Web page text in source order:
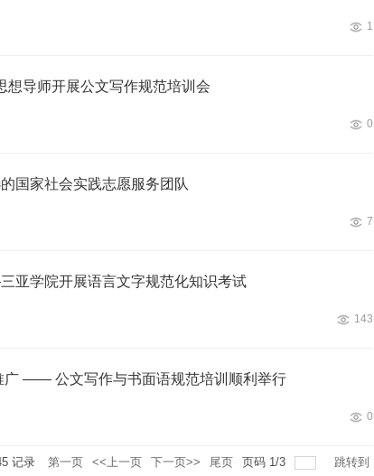
1
导师开展公文写作规范培训会
0
国家社会实践志愿服务团队
7
亚学院开展语言文字规范化知识考试
143
广 —— 公文写作与书面语规范培训顺利举行
0
记录 第一页 <<上一页 下一页>> 尾页 页码 1/3 跳转到